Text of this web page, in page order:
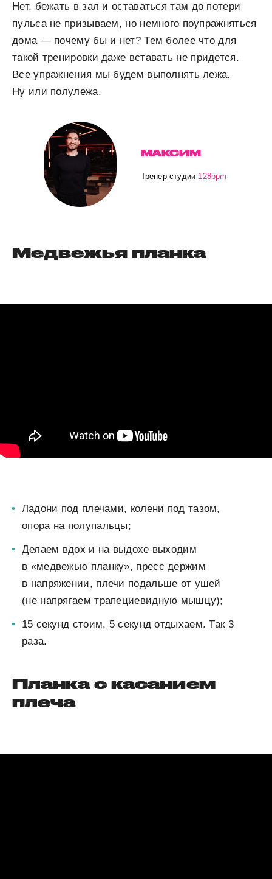
Нет, бежать в зал и оставаться там до потери
пульса не призываем, но немного поупражняться
дома — почему бы и нет? Тем более что для
такой тренировки даже вставать не придется.
Все упражнения мы будем выполнять лежа.
Ну или полулежа.
МАКСИМ
Тренер студии 128bpm
Медвежья планка
Ладони под плечами, колени под тазом,
опора на полупальцы;
Делаем вдох и на выдохе выходим
в «медвежью планку», пресс держим
в напряжении, плечи подальше от ушей
(не напрягаем трапециевидную мышцу);
15 секунд стоим, 5 секунд отдыхаем. Так 3
раза.
Планка с касанием
плеча